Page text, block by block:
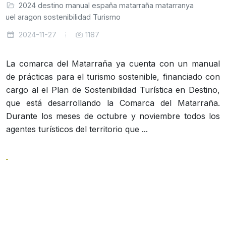
2024 destino manual españa matarraña matarranya
aragon sostenibilidad Turismo
2024-11-27 1187
La comarca del Matarraña ya cuenta con un manual
de prácticas para el turismo sostenible, financiado con
cargo al el Plan de Sostenibilidad Turística en Destino,
que está desarrollando la Comarca del Matarraña.
Durante los meses de octubre y noviembre todos los
agentes turísticos del territorio que ...